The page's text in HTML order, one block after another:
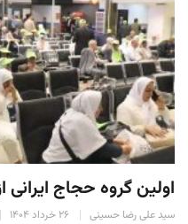
اولین گروه حجاج
سید علی رضا حسینی ۲۶ خرداد ۱۴۰۴